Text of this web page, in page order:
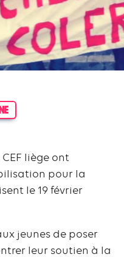
liège ont
pour la
le 19 février
jeunes de poser
leur soutien à la